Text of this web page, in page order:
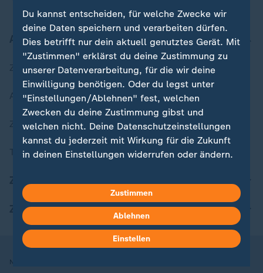
Aktuell bei ZDFheute
Zuletzt veröffentlicht
Aktuelle Sendungs-Videos
ZDFheute Stories
Themen im Überblick
ZDFheute Apps
Nutzungsbedingungen
Du kannst entscheiden, für welche Zwecke wir
deine Daten speichern und verarbeiten dürfen.
Dies betrifft nur dein aktuell genutztes Gerät. Mit
"Zustimmen" erklärst du deine Zustimmung zu
unserer Datenverarbeitung, für die wir deine
Einwilligung benötigen. Oder du legst unter
"Einstellungen/Ablehnen" fest, welchen
Zwecken du deine Zustimmung gibst und
welchen nicht. Deine Datenschutzeinstellungen
kannst du jederzeit mit Wirkung für die Zukunft
in deinen Einstellungen widerrufen oder ändern.
Hier findest du das Impressum.
Weitere Informationen findest du in unserer
Datenschutzerklärung.
Zustimmen
Ablehnen
Einstellen